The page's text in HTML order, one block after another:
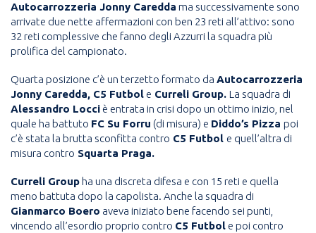
Autocarrozzeria Jonny Caredda ma successivamente sono
arrivate due nette affermazioni con ben 23 reti all’attivo: sono
32 reti complessive che fanno degli Azzurri la squadra più
prolifica del campionato.
Quarta posizione c’è un terzetto formato da Autocarrozzeria
Jonny Caredda, C5 Futbol e Curreli Group. La squadra di
Alessandro Locci è entrata in crisi dopo un ottimo inizio, nel
quale ha battuto FC Su Forru (di misura) e Diddo’s Pizza poi
c’è stata la brutta sconfitta contro C5 Futbol e quell’altra di
misura contro Squarta Praga.
Curreli Group ha una discreta difesa e con 15 reti e quella
meno battuta dopo la capolista. Anche la squadra di
Gianmarco Boero aveva iniziato bene facendo sei punti,
vincendo all’esordio proprio contro C5 Futbol e poi contro